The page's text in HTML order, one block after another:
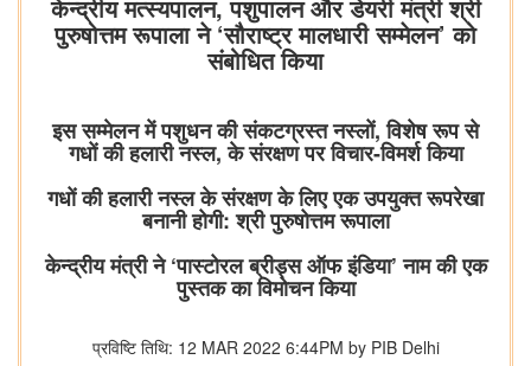
केन्द्रीय मत्स्यपालन, पशुपालन और डेयरी मंत्री श्री
पुरुषोत्तम रूपाला ने ‘सौराष्ट्र मालधारी सम्मेलन’ को
संबोधित किया
इस सम्मेलन में पशुधन की संकटग्रस्त नस्लों, विशेष रूप से
गधों की हलारी नस्ल, के संरक्षण पर विचार-विमर्श किया
गधों की हलारी नस्ल के संरक्षण के लिए एक उपयुक्त रूपरेखा
बनानी होगी: श्री पुरुषोत्तम रूपाला
केन्द्रीय मंत्री ने ‘पास्टोरल ब्रीड्स ऑफ इंडिया’ नाम की एक
पुस्तक का विमोचन किया
प्रविष्टि तिथि: 12 MAR 2022 6:44PM by PIB Delhi